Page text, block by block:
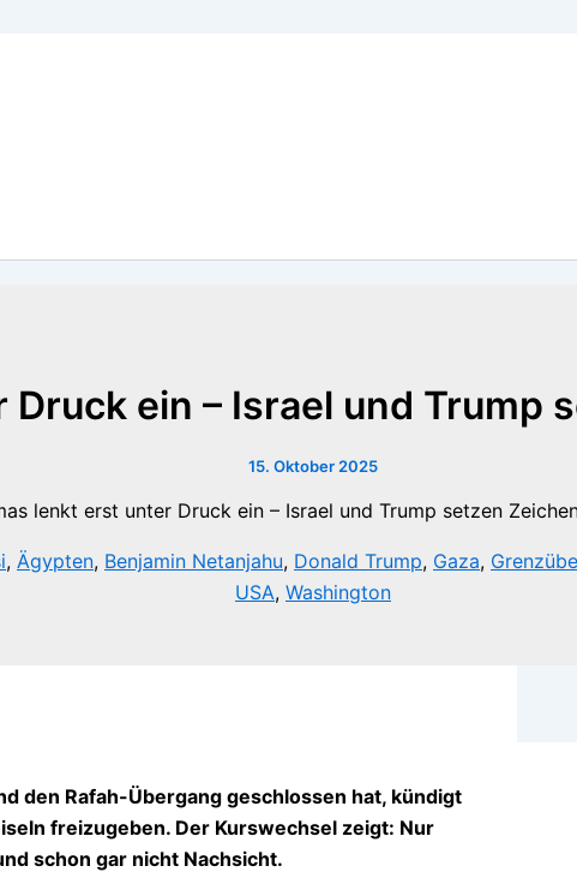
ein – Israel und Trump
15. Oktober 2025
, Ägypten, Benjamin Netanjahu, Donald Trump, Gaza,
USA, Washington
den Rafah-Übergang geschlossen hat, kündigt
freizugeben. Der Kurswechsel zeigt: Nur
schon gar nicht Nachsicht.